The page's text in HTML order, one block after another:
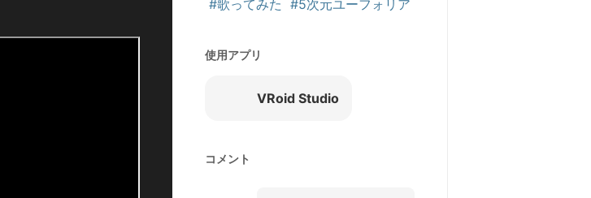
#歌ってみた #5次元ユーフォリア
使用アプリ
VRoid Studio
コメント